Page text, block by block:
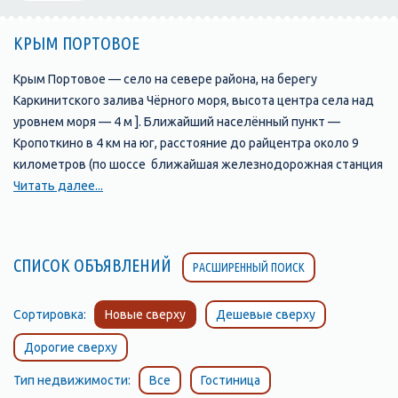
КРЫМ ПОРТОВОЕ
Крым Портовое — село на севере района, на берегу
Каркинитского залива Чёрного моря, высота центра села над
уровнем моря — 4 м ]. Ближайший населённый пункт —
Кропоткино в 4 км на юг, расстояние до райцентра около 9
километров (по шоссе ближайшая железнодорожная станция
— Красноперекопск (на линии Джанкой — Армянск) —
Судя по доступным историческим документам, селение было
зерна на баржах морем в Евпаторию. По Статистическому
справочнику Таврической губернии. Ч.II-я. Статистический
очерк, выпуск пятый Евпаторийский уезд, 1915 год, в
Коджамбакской волости Евпаторийского уезда числилось
Читать далее...
СПИСОК ОБЪЯВЛЕНИЙ РАСШИРЕННЫЙ ПОИСК
Сортировка: Новые сверху Дешевые сверху
Дорогие сверху
Тип недвижимости: Все Гостиница